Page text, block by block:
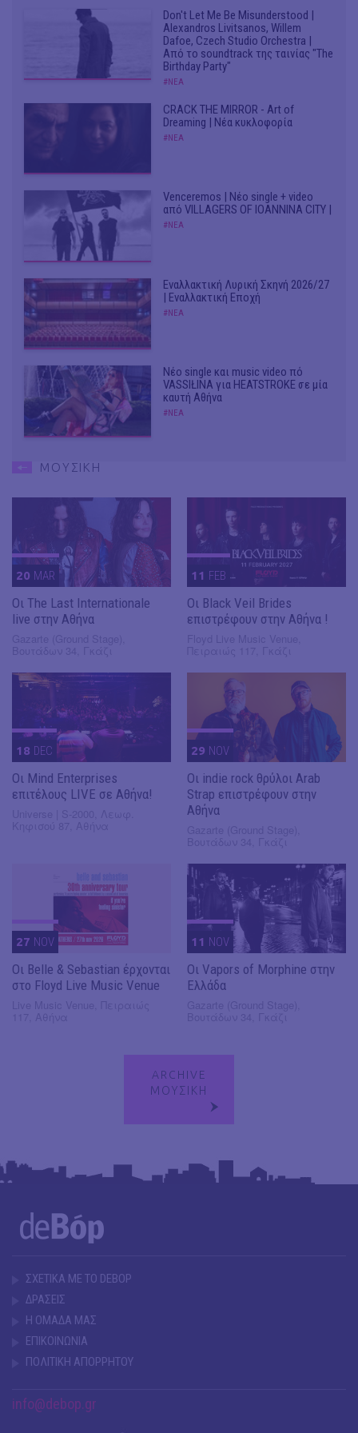
Don't Let Me Be Misunderstood |
Alexandros Livitsanos, Willem
Dafoe, Czech Studio Orchestra |
Από το soundtrack της ταινίας "The
Birthday Party"
#ΝΕΑ
CRACK THE MIRROR - Art of
Dreaming | Νέα κυκλοφορία
#ΝΕΑ
Venceremos | Νέο single + video
από VILLAGERS OF IOANNINA CITY |
#ΝΕΑ
Εναλλακτική Λυρική Σκηνή 2026/27
| Εναλλακτική Εποχή
#ΝΕΑ
Νέο single και music video πό
VASSIŁINA για HEATSTROKE σε μία
καυτή Αθήνα
#ΝΕΑ
ΜΟΥΣΙΚΗ
20 MAR
Οι The Last Internationale
live στην Αθήνα
11 FEB
Οι Black Veil Brides
επιστρέφουν στην Αθήνα !
18 DEC
Οι Mind Enterprises
επιτέλους LIVE σε Αθήνα!
29 NOV
Οι indie rock θρύλοι Arab
Strap επιστρέφουν στην
Αθήνα
27 NOV
Οι Belle & Sebastian έρχονται
στο Floyd Live Music Venue
11 NOV
Οι Vapors of Morphine στην
Ελλάδα
ARCHIVE
ΜΟΥΣΙΚΗ
ΣΧΕΤΙΚΑ ΜΕ ΤΟ DEBOP
ΔΡΑΣΕΙΣ
Η ΟΜΑΔΑ ΜΑΣ
ΕΠΙΚΟΙΝΩΝΙΑ
ΠΟΛΙΤΙΚΗ ΑΠΟΡΡΗΤΟΥ
info@debop.gr